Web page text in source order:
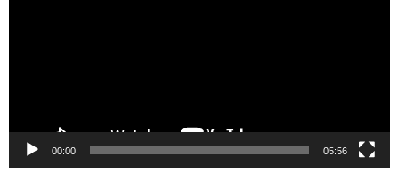
00:00 05:56